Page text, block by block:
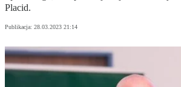
Placid.
Publikacja: 28.03.2023 21:14